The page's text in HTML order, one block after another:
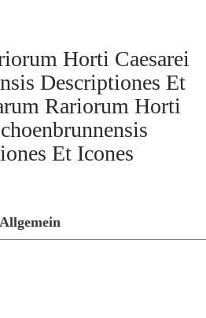
Horti Caesarei
Descriptiones Et
Rariorum Horti
Et Icones
Allgemein